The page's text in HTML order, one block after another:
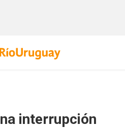
interrupción